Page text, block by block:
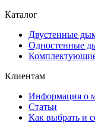
Каталог
Двустенные
Одностенные
Клиентам
Информация о
Статьи
Как выбрать и